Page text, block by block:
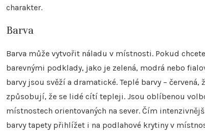
charakter.
Barva
Barva může vytvořit náladu v místnosti. Pokud
barevnými podklady, jako je zelená, modrá nebo
barvy jsou svěží a dramatické. Teplé barvy –
způsobují, že se lidé cítí tepleji. Jsou oblíbenou
místnostech orientovaných na sever. Čím
barvy tapety přihlížet i na podlahové krytiny v